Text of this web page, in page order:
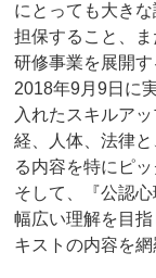
にとっても大き
担保すること、
研修事業を展開
2018年9月9日に
入れたスキルア
経、人体、法律
る内容を特にピ
そして、『公認
幅広い理解を目
キストの内容を